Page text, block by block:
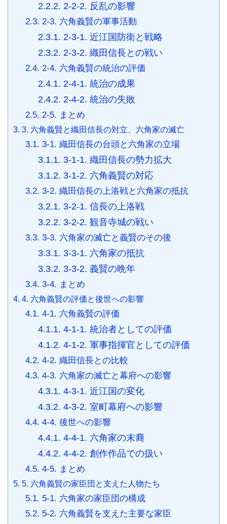
2.2.2. 2-2-2. 反乱の影響
2.3. 2-3. 六角義賢の軍事活動
2.3.1. 2-3-1. 近江国防衛と戦略
2.3.2. 2-3-2. 織田信長との戦い
2.4. 2-4. 六角義賢の統治の評価
2.4.1. 2-4-1. 統治の成果
2.4.2. 2-4-2. 統治の失敗
2.5. 2-5. まとめ
3. 3. 六角義賢と織田信長の対立、六角家の滅亡
3.1. 3-1. 織田信長の台頭と六角家の立場
3.1.1. 3-1-1. 織田信長の勢力拡大
3.1.2. 3-1-2. 六角義賢の対応
3.2. 3-2. 織田信長の上洛戦と六角家の抵抗
3.2.1. 3-2-1. 信長の上洛戦
3.2.2. 3-2-2. 観音寺城の戦い
3.3. 3-3. 六角家の滅亡と義賢のその後
3.3.1. 3-3-1. 六角家の抵抗
3.3.2. 3-3-2. 義賢の晩年
3.4. 3-4. まとめ
4. 4. 六角義賢の評価と後世への影響
4.1. 4-1. 六角義賢の評価
4.1.1. 4-1-1. 統治者としての評価
4.1.2. 4-1-2. 軍事指揮官としての評価
4.2. 4-2. 織田信長との比較
4.3. 4-3. 六角家の滅亡と幕府への影響
4.3.1. 4-3-1. 近江国の変化
4.3.2. 4-3-2. 室町幕府への影響
4.4. 4-4. 後世への影響
4.4.1. 4-4-1. 六角家の末裔
4.4.2. 4-4-2. 創作作品での扱い
4.5. 4-5. まとめ
5. 5. 六角義賢の家臣団と支えた人物たち
5.1. 5-1. 六角家の家臣団の構成
5.2. 5-2. 六角義賢を支えた主要な家臣